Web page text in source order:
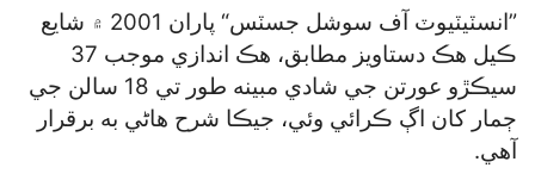
”انسٽيٽيوٽ آف سوشل جسٽس“ پاران 2001 ۾ شايع
ڪيل هڪ دستاويز مطابق، هڪ اندازي موجب 37
سيڪڙو عورتن جي شادي مبينه طور تي 18 سالن جي
ڄمار کان اڳ ڪرائي وئي، جيڪا شرح هاڻي به برقرار
آهي.